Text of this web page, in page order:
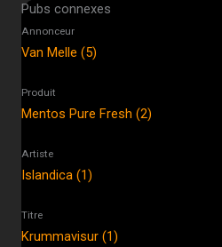
Pubs connexes
Annonceur
Van Melle (5)
Produit
Mentos Pure Fresh (2)
Artiste
Islandica (1)
Titre
Krummavisur (1)